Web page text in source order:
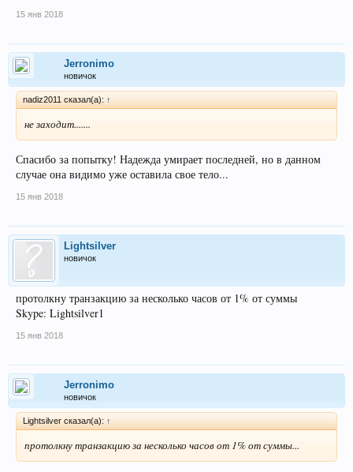
15 янв 2018
Jerronimo
новичок
nadiz2011 сказал(а): ↑
не заходит.......
Спасибо за попытку! Надежда умирает последней, но в данном
случае она видимо уже оставила свое тело...
15 янв 2018
Lightsilver
новичок
протолкну транзакцию за несколько часов от 1% от суммы
Skype: Lightsilver1
15 янв 2018
Jerronimo
новичок
Lightsilver сказал(а): ↑
протолкну транзакцию за несколько часов от 1% от суммы...